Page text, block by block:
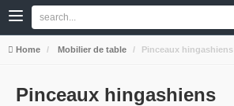
Home Mobilier de table Pinceaux hingashiens
Pinceaux hingashiens